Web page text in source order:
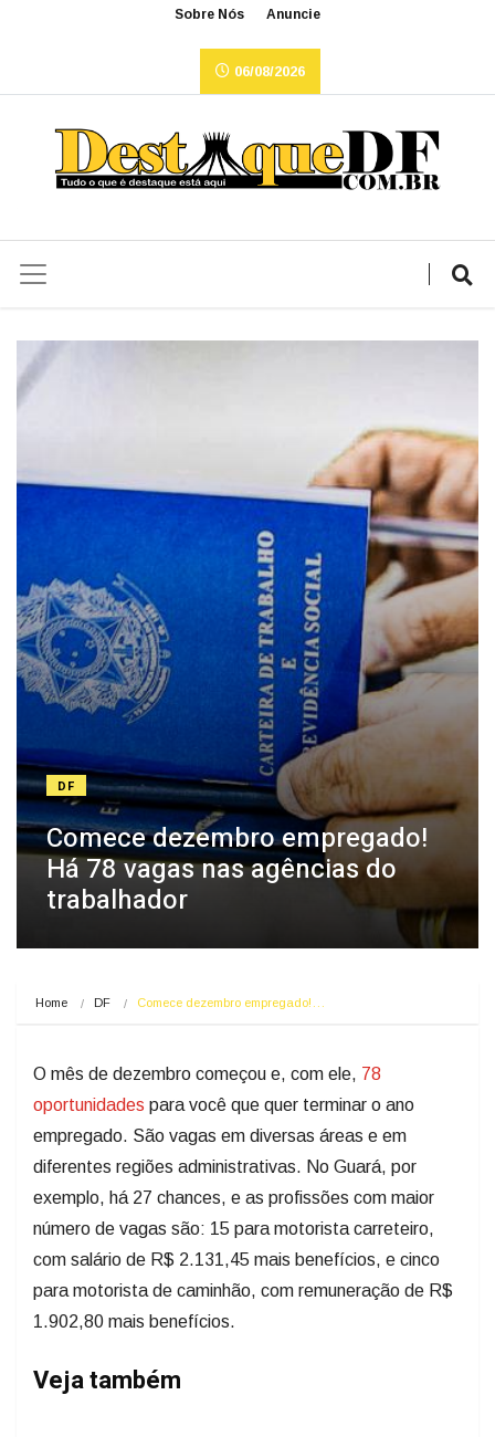
Sobre Nós Anuncie
06/08/2026
DF
Comece dezembro empregado!
Há 78 vagas nas agências do
trabalhador
Home DF Comece dezembro empregado!…
O mês de dezembro começou e, com ele, 78
oportunidades para você que quer terminar o ano
empregado. São vagas em diversas áreas e em
diferentes regiões administrativas. No Guará, por
exemplo, há 27 chances, e as profissões com maior
número de vagas são: 15 para motorista carreteiro,
com salário de R$ 2.131,45 mais benefícios, e cinco
para motorista de caminhão, com remuneração de R$
1.902,80 mais benefícios.
Veja também